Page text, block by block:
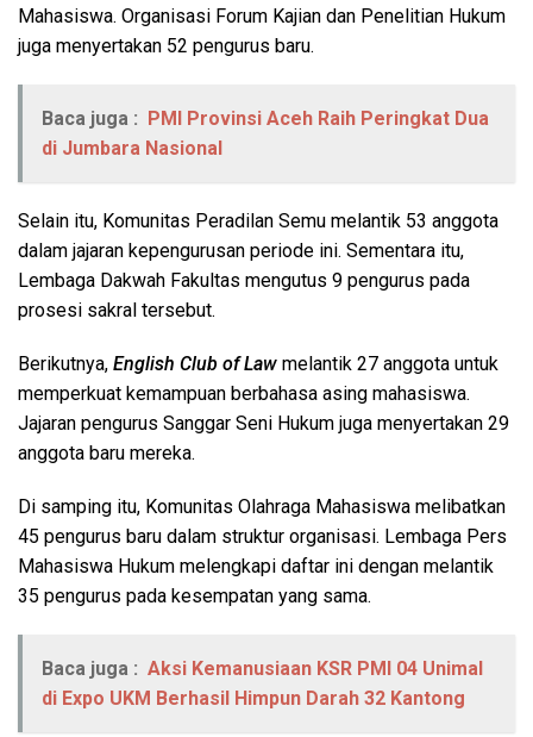
Mahasiswa. Organisasi Forum Kajian dan Penelitian Hukum
juga menyertakan 52 pengurus baru.
Baca juga : PMI Provinsi Aceh Raih Peringkat Dua
di Jumbara Nasional
Selain itu, Komunitas Peradilan Semu melantik 53 anggota
dalam jajaran kepengurusan periode ini. Sementara itu,
Lembaga Dakwah Fakultas mengutus 9 pengurus pada
prosesi sakral tersebut.
Berikutnya, English Club of Law melantik 27 anggota untuk
memperkuat kemampuan berbahasa asing mahasiswa.
Jajaran pengurus Sanggar Seni Hukum juga menyertakan 29
anggota baru mereka.
Di samping itu, Komunitas Olahraga Mahasiswa melibatkan
45 pengurus baru dalam struktur organisasi. Lembaga Pers
Mahasiswa Hukum melengkapi daftar ini dengan melantik
35 pengurus pada kesempatan yang sama.
Baca juga : Aksi Kemanusiaan KSR PMI 04 Unimal
di Expo UKM Berhasil Himpun Darah 32 Kantong